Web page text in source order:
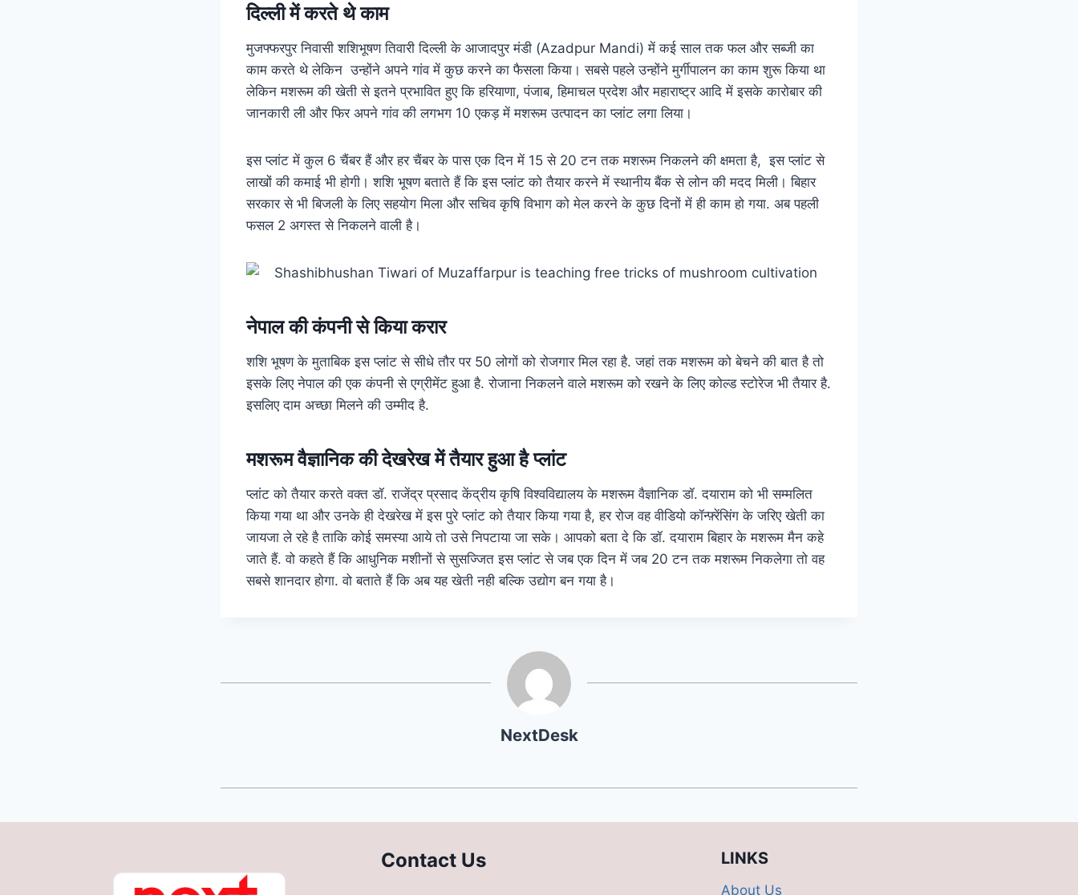
दिल्ली में करते थे काम
मुजफ्फरपुर निवासी शशिभूषण तिवारी दिल्ली के आजादपुर मंडी (Azadpur Mandi) में कई साल तक फल और सब्जी का
काम करते थे लेकिन उन्होंने अपने गांव में कुछ करने का फैसला किया। सबसे पहले उन्होंने मुर्गीपालन का काम शुरू किया था
लेकिन मशरूम की खेती से इतने प्रभावित हुए कि हरियाणा, पंजाब, हिमाचल प्रदेश और महाराष्ट्र आदि में इसके कारोबार की
जानकारी ली और फिर अपने गांव की लगभग 10 एकड़ में मशरूम उत्पादन का प्लांट लगा लिया।
इस प्लांट में कुल 6 चैंबर हैं और हर चैंबर के पास एक दिन में 15 से 20 टन तक मशरूम निकलने की क्षमता है, इस प्लांट से
लाखों की कमाई भी होगी। शशि भूषण बताते हैं कि इस प्लांट को तैयार करने में स्थानीय बैंक से लोन की मदद मिली। बिहार
सरकार से भी बिजली के लिए सहयोग मिला और सचिव कृषि विभाग को मेल करने के कुछ दिनों में ही काम हो गया. अब पहली
फसल 2 अगस्त से निकलने वाली है।
नेपाल की कंपनी से किया करार
शशि भूषण के मुताबिक इस प्लांट से सीधे तौर पर 50 लोगों को रोजगार मिल रहा है. जहां तक मशरूम को बेचने की बात है तो
इसके लिए नेपाल की एक कंपनी से एग्रीमेंट हुआ है. रोजाना निकलने वाले मशरूम को रखने के लिए कोल्ड स्टोरेज भी तैयार है.
इसलिए दाम अच्छा मिलने की उम्मीद है.
मशरूम वैज्ञानिक की देखरेख में तैयार हुआ है प्लांट
प्लांट को तैयार करते वक्त डॉ. राजेंद्र प्रसाद केंद्रीय कृषि विश्वविद्यालय के मशरूम वैज्ञानिक डॉ. दयाराम को भी सम्मलित
किया गया था और उनके ही देखरेख में इस पुरे प्लांट को तैयार किया गया है, हर रोज वह वीडियो कॉन्फ़्रेंसिंग के जरिए खेती का
जायजा ले रहे है ताकि कोई समस्या आये तो उसे निपटाया जा सके। आपको बता दे कि डॉ. दयाराम बिहार के मशरूम मैन कहे
जाते हैं. वो कहते हैं कि आधुनिक मशीनों से सुसज्जित इस प्लांट से जब एक दिन में जब 20 टन तक मशरूम निकलेगा तो वह
सबसे शानदार होगा. वो बताते हैं कि अब यह खेती नही बल्कि उद्योग बन गया है।
NextDesk
Contact Us LINKS
About Us